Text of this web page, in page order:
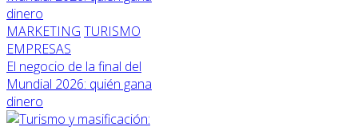
MARKETING TURISMO
EMPRESAS
El negocio de la final del
Mundial 2026: quién gana
dinero